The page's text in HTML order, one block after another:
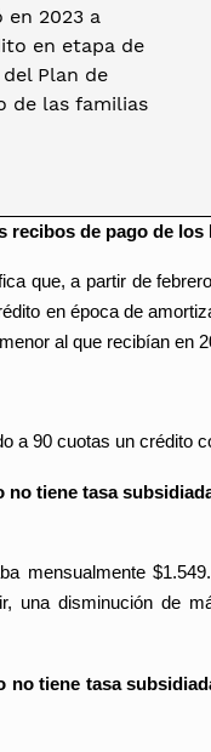
en 2023 a
en etapa de
Plan de
de las familias
recibos de pago de
que, a partir de
en época de
al que recibían en
a 90 cuotas un crédito
no tiene tasa
mensualmente
una disminución de
no tiene tasa